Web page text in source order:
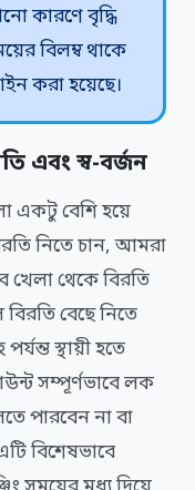
কারণে বৃদ্ধি
বিলম্ব থাকে
করা হয়েছে।
এবং স্ব-বর্জন
একটু বেশি হয়ে
নিতে চান, আমরা
থেকে বিরতি
বেছে নিতে
স্থায়ী হতে
সম্পূর্ণভাবে লক
পারবেন না বা
বিশেষভাবে